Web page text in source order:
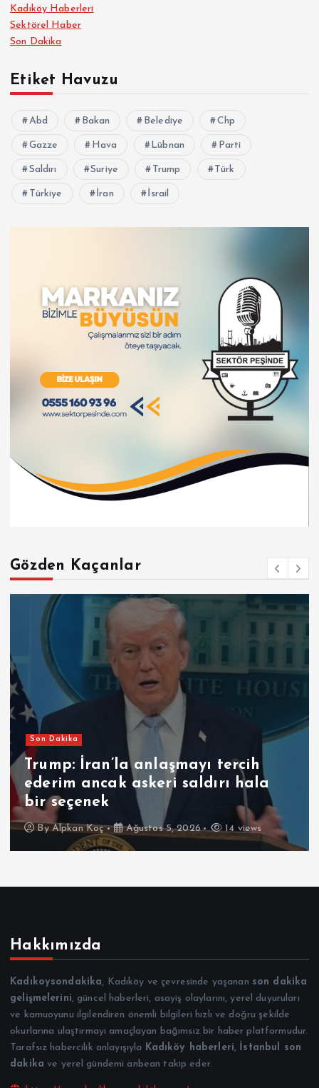
Kadıköy Haberleri
Sektörel Haber
Son Dakika
Etiket Havuzu
Abd Bakan Belediye Chp
Gazze Hava Lübnan Parti
Saldırı Suriye Trump Türk
Türkiye İran İsrail
Gözden Kaçanlar
tercih
hala
14 views
Son Dakika
ABD’de silahlı saldırı
Ölü ve yaralılar var
ByAlpkan Koç Ağustos 5, 2026
Hakkımızda
Kadıkoysondakika, Kadıköy ve çevresinde yaşanan son dakika
gelişmelerini, güncel haberleri, asayiş olaylarını, yerel duyuruları
ve kamuoyunu ilgilendiren önemli bilgileri hızlı ve doğru şekilde
okurlarına ulaştırmayı amaçlayan bağımsız bir haber platformudur.
Tarafsız habercilik anlayışıyla Kadıköy haberleri,
İstanbul son
dakika ve yerel gündemi anbean takip eder.